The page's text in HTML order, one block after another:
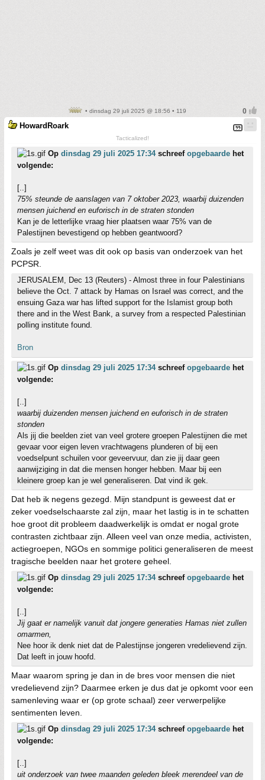
• dinsdag 29 juli 2025 @ 18:56 • 119
HowardRoark
Tacticalized!
Op dinsdag 29 juli 2025 17:34schreef opgebaarde het
volgende:
[..]
75% steunde de aanslagen van 7 oktober 2023, waarbij duizenden
mensen juichend en euforisch in de straten stonden
Kan je de letterlijke vraag hier plaatsen waar 75% van de
Palestijnen bevestigend op hebben geantwoord?
Zoals je zelf weet was dit ook op basis van onderzoek van het
PCPSR.
JERUSALEM, Dec 13 (Reuters) - Almost three in four Palestinians
believe the Oct. 7 attack by Hamas on Israel was correct, and the
ensuing Gaza war has lifted support for the Islamist group both
there and in the West Bank, a survey from a respected Palestinian
polling institute found.
Bron
Op dinsdag 29 juli 2025 17:34schreef opgebaarde het
volgende:
[..]
waarbij duizenden mensen juichend en euforisch in de straten
stonden
Als jij die beelden ziet van veel grotere groepen Palestijnen die met
gevaar voor eigen leven vrachtwagens plunderen of bij een
voedselpunt schuilen voor geveervuur, dan zie jij daar geen
aanwijziging in dat die mensen honger hebben. Maar bij een
kleinere groep kan je wel generaliseren. Dat vind ik gek.
Dat heb ik negens gezegd. Mijn standpunt is geweest dat er
zeker voedselschaarste zal zijn, maar het lastig is in te schatten
hoe groot dit probleem daadwerkelijk is omdat er nogal grote
contrasten zichtbaar zijn. Alleen veel van onze media, activisten,
actiegroepen, NGOs en sommige politici generaliseren de meest
tragische beelden naar het grotere geheel.
Op dinsdag 29 juli 2025 17:34schreef opgebaarde het
volgende:
[..]
Jij gaat er namelijk vanuit dat jongere generaties Hamas niet zullen
omarmen,
Nee hoor ik denk niet dat de Palestijnse jongeren vredelievend zijn.
Dat leeft in jouw hoofd.
Maar waarom spring je dan in de bres voor mensen die niet
vredelievend zijn? Daarmee erken je dus dat je opkomt voor een
samenleving waar er (op grote schaal) zeer verwerpelijke
sentimenten leven.
Op dinsdag 29 juli 2025 17:34schreef opgebaarde het
volgende:
[..]
uit onderzoek van twee maanden geleden bleek merendeel van de